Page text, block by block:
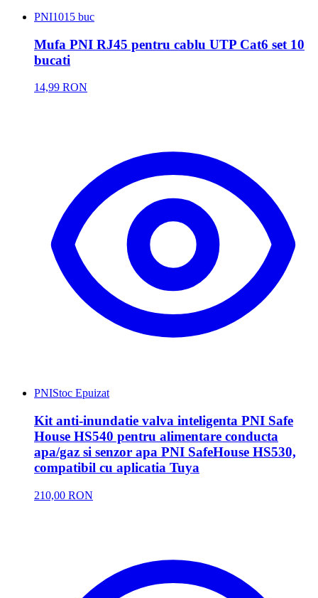
PNI1015 buc
Mufa PNI RJ45 pentru cablu UTP Cat6 set 10
bucati
14,99 RON
PNIStoc Epuizat
Kit anti-inundatie valva inteligenta PNI Safe
House HS540 pentru alimentare conducta
apa/gaz si senzor apa PNI SafeHouse HS530,
compatibil cu aplicatia Tuya
210,00 RON